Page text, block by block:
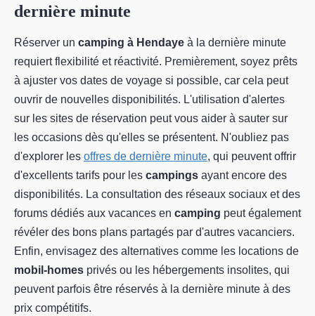
dernière minute
Réserver un camping à Hendaye à la dernière minute
requiert flexibilité et réactivité. Premièrement, soyez prêts
à ajuster vos dates de voyage si possible, car cela peut
ouvrir de nouvelles disponibilités. L'utilisation d'alertes
sur les sites de réservation peut vous aider à sauter sur
les occasions dès qu'elles se présentent. N'oubliez pas
d'explorer les offres de dernière minute, qui peuvent offrir
d'excellents tarifs pour les campings ayant encore des
disponibilités. La consultation des réseaux sociaux et des
forums dédiés aux vacances en camping peut également
révéler des bons plans partagés par d'autres vacanciers.
Enfin, envisagez des alternatives comme les locations de
mobil-homes privés ou les hébergements insolites, qui
peuvent parfois être réservés à la dernière minute à des
prix compétitifs.